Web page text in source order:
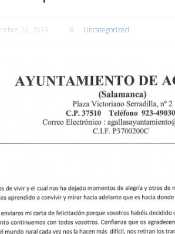
22, 2019 Uncategorized